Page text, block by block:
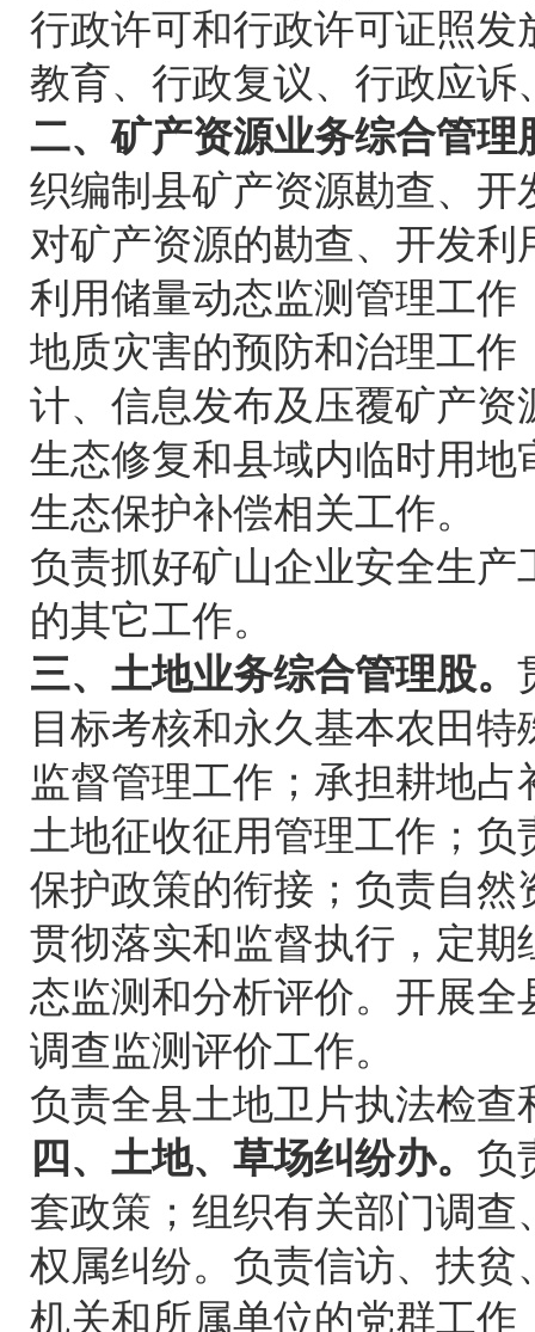
行政许可和行政许可证照
教育、行政复议、行政应
二、矿产资源业务综合管理
织编制县矿产资源勘查、
对矿产资源的勘查、开发
利用储量动态监测管理工
地质灾害的预防和治理工
计、信息发布及压覆矿产
生态修复和县域内临时用
生态保护补偿相关工作。
负责抓好矿山企业安全生
的其它工作。
三、土地业务综合管理股。
目标考核和永久基本农田
监督管理工作；承担耕地
土地征收征用管理工作；
保护政策的衔接；负责自
贯彻落实和监督执行，定
态监测和分析评价。开展
调查监测评价工作。
负责全县土地卫片执法检
四、土地、草场纠纷办。 负
套政策；组织有关部门调
权属纠纷。负责信访、扶
机关和所属单位的党群工